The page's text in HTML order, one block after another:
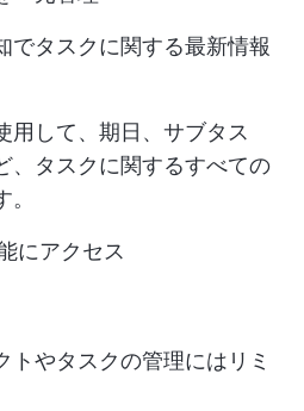
でタスクに関する最新情報
用して、期日、サブタス
、タスクに関するすべての
にアクセス
トやタスクの管理にはリミ